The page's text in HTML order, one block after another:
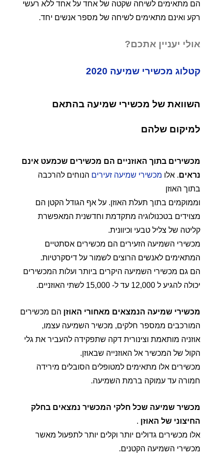
הם מתאימים לשיחה שקטה של אחד על אחד ללא רעשי
רקע ואינם מתאימים לשיחה של מספר אנשים יחד.
אולי יעניין אתכם?
קטלוג מכשירי שמיעה 2020
השוואת של מכשירי שמיעה בהתאם
למיקום שלהם
מכשירים בתוך האוזניים הם מכשירים שכמעט אינם
נראים. אלו מכשירי שמיעה זעירים הנוחים להרכבה
בתוך האוזן
וממוקמים בתוך תעלת האוזן. על אף הגודל הקטן הם
מצוידים בטכנולוגיה מתקדמת וחדשנית המאפשרת
קליטה של צליל טבעי וכיוונית.
מכשירי השמיעה הזעירים הם מכשירים אסתטיים
המתאימים לאנשים הרוצים לשמור על דיסקרטיות.
הם גם מכשירי השמיעה היקרים ביותר ועלות המכשירים
יכולה להגיע ל 12,000 עד ל- 15,000 לשתי האוזניים.
מכשירי שמיעה הנמצאים מאחורי האוזן הם מכשירים
המורכבים ממספר חלקים, מכשיר השמיעה עצמו,
אוזניה מותאמת וצינורית דקה שתפקידה להעביר את גלי
הקול של המכשיר אל האוזנייה שבאוזן.
מכשירים אלו מתאימים למטופלים הסובלים מירידה
חמורה עד עמוקה ברמת השמיעה.
מכשיר שמיעה שכל חלקי המכשיר נמצאים בחלק
החיצוני של האוזן .
אלו מכשירים גדולים יותר וקלים יותר לתפעול מאשר
מכשירי השמיעה הקטנים.